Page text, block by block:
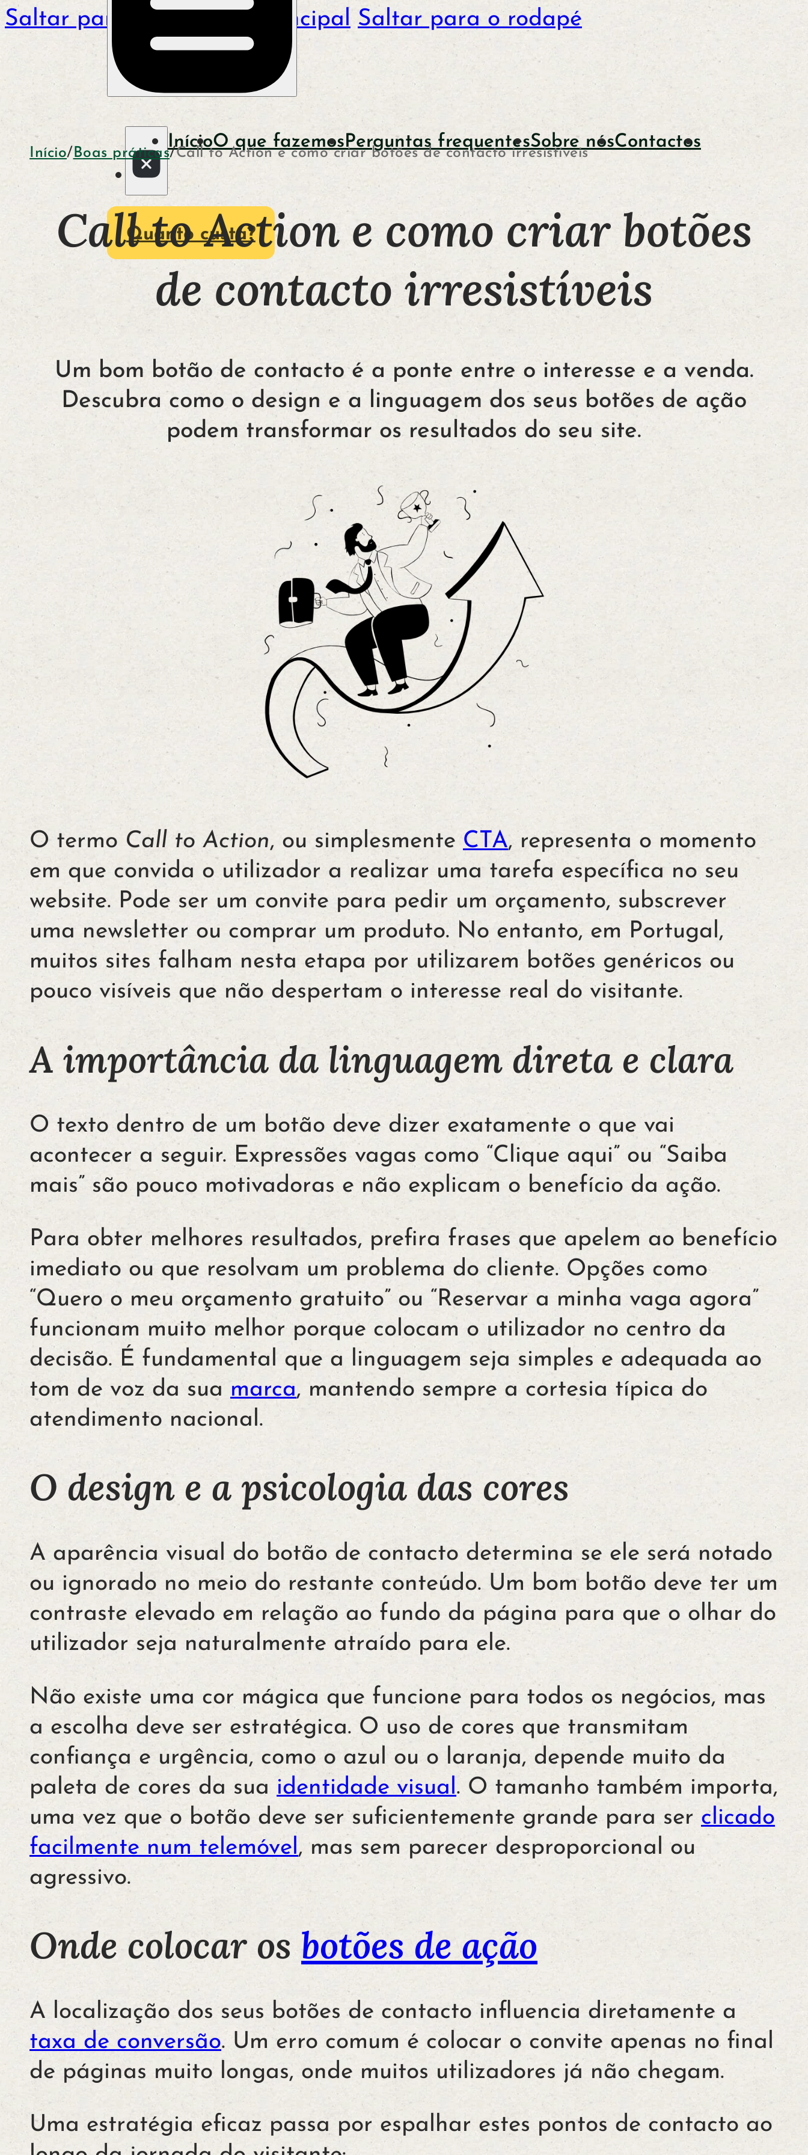
Saltar para o conteúdo principal Saltar para o rodapé
InícioO que fazemosPerguntas frequentesSobre nósContactos
Quanto custa?
Início/Boas práticas/Call to Action e como criar botões de contacto irresistíveis
Call to Action e como criar botões
de contacto irresistíveis
Um bom botão de contacto é a ponte entre o interesse e a venda.
Descubra como o design e a linguagem dos seus botões de ação
podem transformar os resultados do seu site.
O termo Call to Action, ou simplesmente CTA, representa o momento
em que convida o utilizador a realizar uma tarefa específica no seu
website. Pode ser um convite para pedir um orçamento, subscrever
uma newsletter ou comprar um produto. No entanto, em Portugal,
muitos sites falham nesta etapa por utilizarem botões genéricos ou
pouco visíveis que não despertam o interesse real do visitante.
A importância da linguagem direta e clara
O texto dentro de um botão deve dizer exatamente o que vai
acontecer a seguir. Expressões vagas como “Clique aqui” ou “Saiba
mais” são pouco motivadoras e não explicam o benefício da ação.
Para obter melhores resultados, prefira frases que apelem ao benefício
imediato ou que resolvam um problema do cliente. Opções como
“Quero o meu orçamento gratuito” ou “Reservar a minha vaga agora”
funcionam muito melhor porque colocam o utilizador no centro da
decisão. É fundamental que a linguagem seja simples e adequada ao
tom de voz da suamarca, mantendo sempre a cortesia típica do
atendimento nacional.
O design e a psicologia das cores
A aparência visual do botão de contacto determina se ele será notado
ou ignorado no meio do restante conteúdo. Um bom botão deve ter um
contraste elevado em relação ao fundo da página para que o olhar do
utilizador seja naturalmente atraído para ele.
Não existe uma cor mágica que funcione para todos os negócios, mas
a escolha deve ser estratégica. O uso de cores que transmitam
confiança e urgência, como o azul ou o laranja, depende muito da
paleta de cores da sua identidade visual. O tamanho também importa,
uma vez que o botão deve ser suficientemente grande para ser clicado
facilmente num telemóvel, mas sem parecer desproporcional ou
agressivo.
Onde colocar os botões de ação
A localização dos seus botões de contacto influencia diretamente a
taxa de conversão. Um erro comum é colocar o convite apenas no final
de páginas muito longas, onde muitos utilizadores já não chegam.
Uma estratégia eficaz passa por espalhar estes pontos de contacto ao